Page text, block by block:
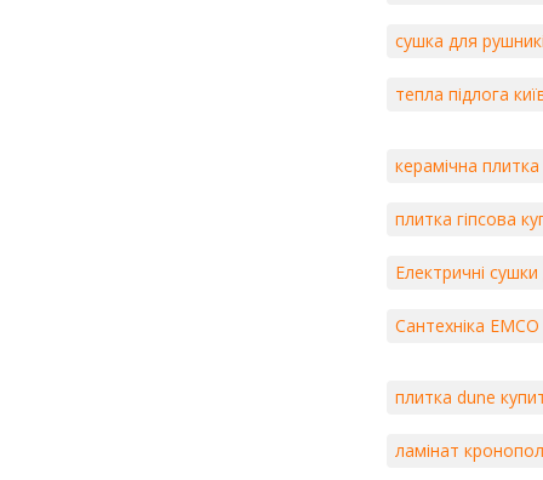
сушка для
тепла підлога
керамічна
плитка гіпсова
Електричні
Сантехніка EMCO
плитка dune
ламінат